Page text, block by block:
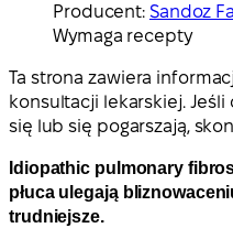
Producent: Sandoz
Wymaga recepty
Ta strona zawiera
konsultacji lekarskiej.
się lub się pogarszają,
Idiopathic pulmonary
płuca ulegają
trudniejsze.